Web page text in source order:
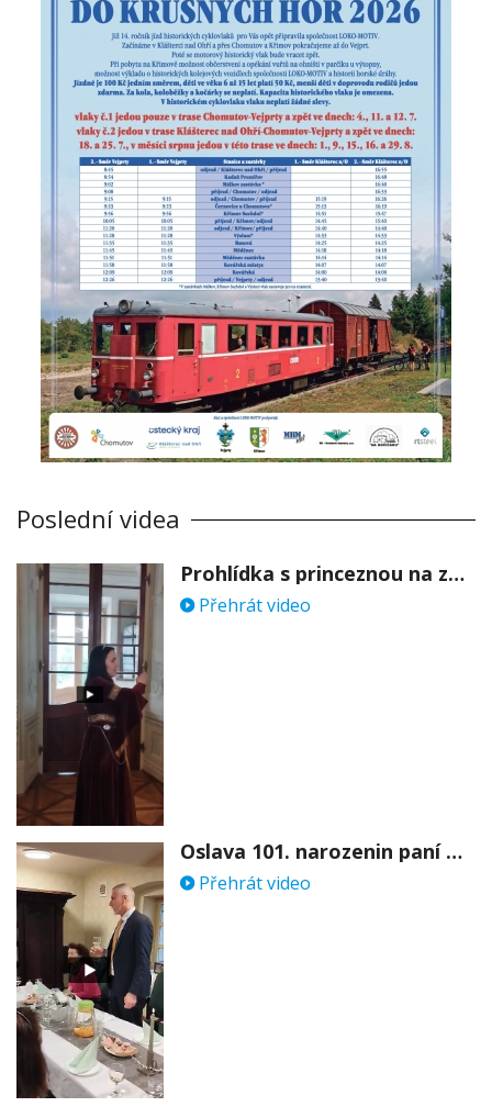
Poslední videa
Prohlídka s princeznou na zámku Stekník
Přehrát video
Oslava 101. narozenin paní Věry Skořepové
Přehrát video